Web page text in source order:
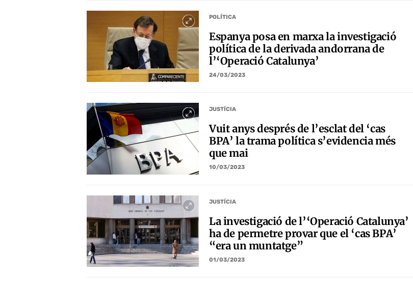
POLÍTICA
Espanya posa en marxa la investigació
política de la derivada andorrana de
l’‘Operació Catalunya’
24/03/2023
JUSTÍCIA
Vuit anys després de l’esclat del ‘cas
BPA’ la trama política s’evidencia més
que mai
10/03/2023
JUSTÍCIA
La investigació de l’‘Operació Catalunya’
ha de permetre provar que el ‘cas BPA’
“era un muntatge”
01/03/2023